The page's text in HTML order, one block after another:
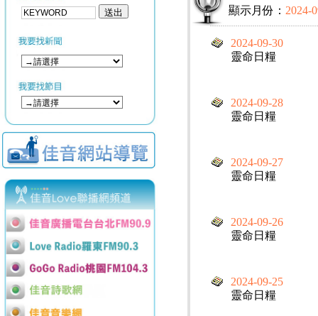
顯示月份： 2024-
2024-09-30
靈命日糧
2024-09-28
靈命日糧
2024-09-27
靈命日糧
2024-09-26
靈命日糧
2024-09-25
靈命日糧